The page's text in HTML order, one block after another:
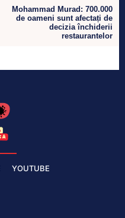
Mohammad Murad: 700.000
de oameni sunt afectați de
decizia închiderii
restaurantelor
YOUTUBE